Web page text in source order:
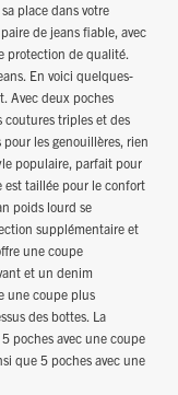
place dans votre
de jeans fiable, avec
protection de qualité.
En voici quelques-
Avec deux poches
coutures triples et des
les genouillères, rien
populaire, parfait pour
est taillée pour le confort
poids lourd se
supplémentaire et
une coupe
et un denim
une coupe plus
des bottes. La
poches avec une coupe
que 5 poches avec une